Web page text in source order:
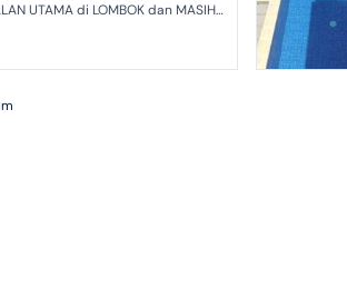
UTAMA di LOMBOK dan MASIH
lagi SESUAI y...